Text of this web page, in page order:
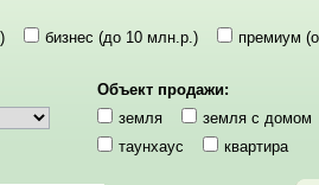
бизнес (до 10 млн.р.) премиум
Объект продажи:
земля
земля с домом
таунхаус
квартира